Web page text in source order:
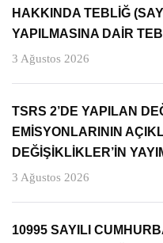
HAKKINDA TEBLİĞ
YAPILMASINA DAİR
3 Ağustos 2026
TSRS 2’DE YAPILAN
EMİSYONLARININ
DEĞİŞİKLİKLER’İN
3 Ağustos 2026
10995 SAYILI